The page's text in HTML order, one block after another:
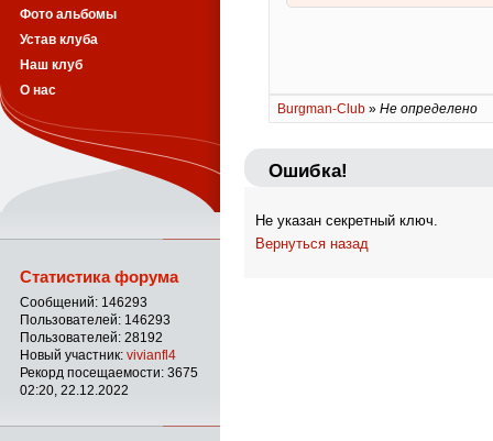
Burgman-Club » Не определено
Ошибка!
Не указан секретный ключ.
Вернуться назад
Фото альбомы
Устав клуба
Наш клуб
О нас
Статистика форума
Сообщений: 146293
Пользователей: 146293
Пользователей: 28192
Новый участник: vivianfl4
Рекорд посещаемости: 3675
02:20, 22.12.2022